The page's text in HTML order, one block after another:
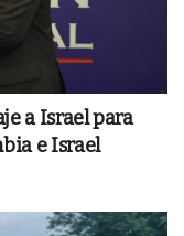
a Israel para
e Israel